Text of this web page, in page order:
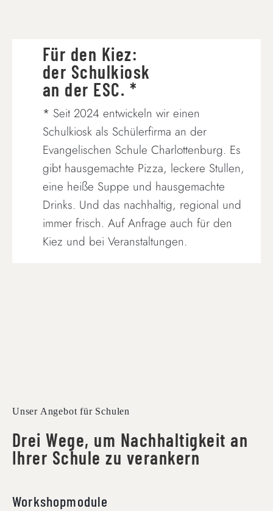
Für den Kiez:
der Schulkiosk
an der ESC. *
* Seit 2024 entwickeln wir einen
Schulkiosk als Schülerfirma an der
Evangelischen Schule Charlottenburg. Es
gibt hausgemachte Pizza, leckere Stullen,
eine heiße Suppe und hausgemachte
Drinks. Und das nachhaltig, regional und
immer frisch. Auf Anfrage auch für den
Kiez und bei Veranstaltungen.
Unser Angebot für Schulen
Drei Wege, um Nachhaltigkeit an
Ihrer Schule zu verankern
Workshopmodule